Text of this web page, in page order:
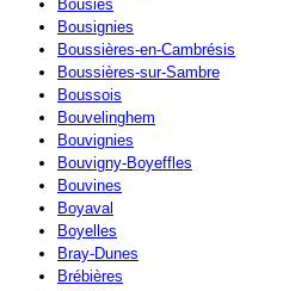
Bousies
Bousignies
Boussières-en-Cambrésis
Boussières-sur-Sambre
Boussois
Bouvelinghem
Bouvignies
Bouvigny-Boyeffles
Bouvines
Boyaval
Boyelles
Bray-Dunes
Brébières